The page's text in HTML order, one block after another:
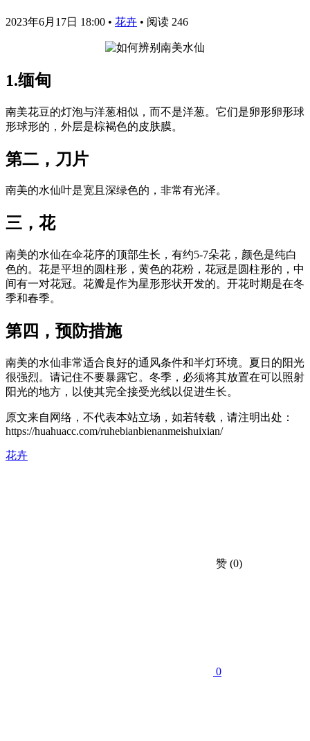
2023年6月17日 18:00 • 花卉 • 阅读 246
1.缅甸
南美花豆的灯泡与洋葱相似，而不是洋葱。它们是卵形卵形球
形球形的，外层是棕褐色的皮肤膜。
第二，刀片
南美的水仙叶是宽且深绿色的，非常有光泽。
三，花
南美的水仙在伞花序的顶部生长，有约5-7朵花，颜色是纯白
色的。花是平坦的圆柱形，黄色的花粉，花冠是圆柱形的，中
间有一对花冠。花瓣是作为星形形状开发的。开花时期是在冬
季和春季。
第四，预防措施
南美的水仙非常适合良好的通风条件和半灯环境。夏日的阳光
很强烈。请记住不要暴露它。冬季，必须将其放置在可以照射
阳光的地方，以使其完全接受光线以促进生长。
原文来自网络，不代表本站立场，如若转载，请注明出处：
https://huahuacc.com/ruhebianbienanmeishuixian/
花卉
赞 (0)
0